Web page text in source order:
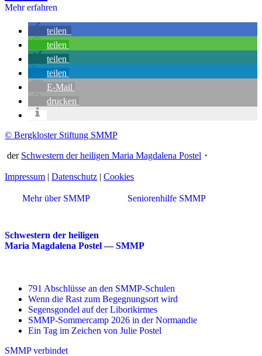
Mehr erfahren
teilen
teilen
teilen
teilen
E-Mail
drucken
© Bergkloster Stiftung SMMP
der Schwestern der heiligen Maria Magdalena Postel ・
Impressum | Datenschutz | Cookies
Mehr über SMMP Seniorenhilfe SMMP
Schwestern der heiligen
Maria Magdalena Postel — SMMP
791 Abschlüsse an den SMMP-Schulen
Wenn die Rast zum Begegnungsort wird
Segensgondel auf der Liborikirmes
SMMP-Sommercamp 2026 in der Normandie
Ein Tag im Zeichen von Julie Postel
SMMP verbindet